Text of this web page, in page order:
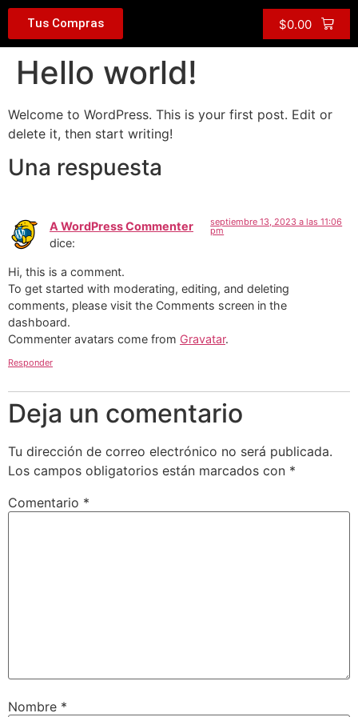
Tus Compras $0.00
Hello world!
Welcome to WordPress. This is your first post. Edit or
delete it, then start writing!
Una respuesta
A WordPress Commenter
dice:
septiembre 13, 2023 a las 11:06
pm
Hi, this is a comment.
To get started with moderating, editing, and deleting
comments, please visit the Comments screen in the
dashboard.
Commenter avatars come from Gravatar.
Responder
Deja un comentario
Tu dirección de correo electrónico no será publicada.
Los campos obligatorios están marcados con *
Comentario *
Nombre *